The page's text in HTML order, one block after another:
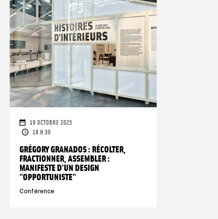
GRÉGORY GRANADOS : RÉCOLTER,
FRACTIONNER, ASSEMBLER :
MANIFESTE D’UN DESIGN
"OPPORTUNISTE"
Conférence
DATES
19 OCTOBRE 2023
HORAIRES
18 H 30